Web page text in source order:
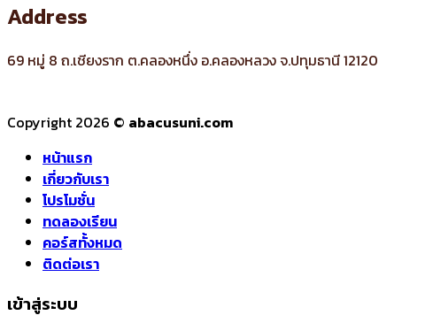
Address
69 หมู่ 8 ถ.เชียงราก ต.คลองหนึ่ง อ.คลองหลวง จ.ปทุมธานี 12120
Copyright 2026 © abacusuni.com
หน้าแรก
เกี่ยวกับเรา
โปรโมชั่น
ทดลองเรียน
คอร์สทั้งหมด
ติดต่อเรา
เข้าสู่ระบบ